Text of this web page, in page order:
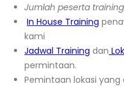
Jumlah peserta training
In House Training
kami
Jadwal Training dan
permintaan.
Pemintaan lokasi